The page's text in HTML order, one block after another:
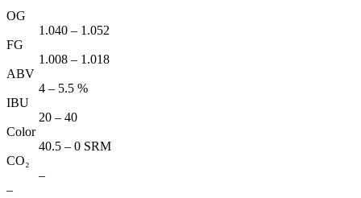
OG
1.040 – 1.052
FG
1.008 – 1.018
ABV
4 – 5.5 %
IBU
20 – 40
Color
40.5 – 0 SRM
CO₂
–
–